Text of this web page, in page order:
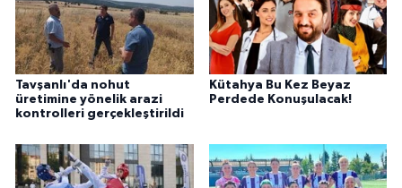
Tavşanlı'da nohut
üretimine yönelik arazi
kontrolleri gerçekleştirildi
Kütahya Bu Kez Beyaz
Perdede Konuşulacak!